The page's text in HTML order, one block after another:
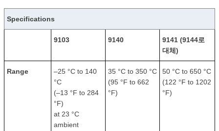
Specifications
9103 9140
9141 (9144로
대체)
Range
–25 °C to 140
°C
(–13 °F to 284
°F)
at 23 °C
ambient
35 °C to 350 °C
(95 °F to 662
°F)
50 °C to 650 °C
(122 °F to 1202
°F)